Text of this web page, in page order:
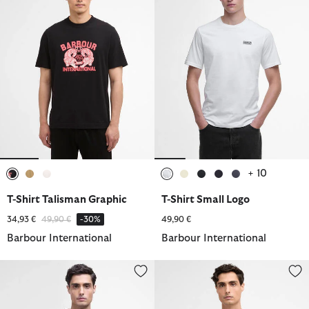
T-Shirt Talisman Graphic
34,93 € Reduziert von
49,90 €bis-30%
Barbour International
+ 10
T-Shirt Small Logo
49,90 €
Barbour International
T-Shirt Small Logo T-Shirt Small Logo